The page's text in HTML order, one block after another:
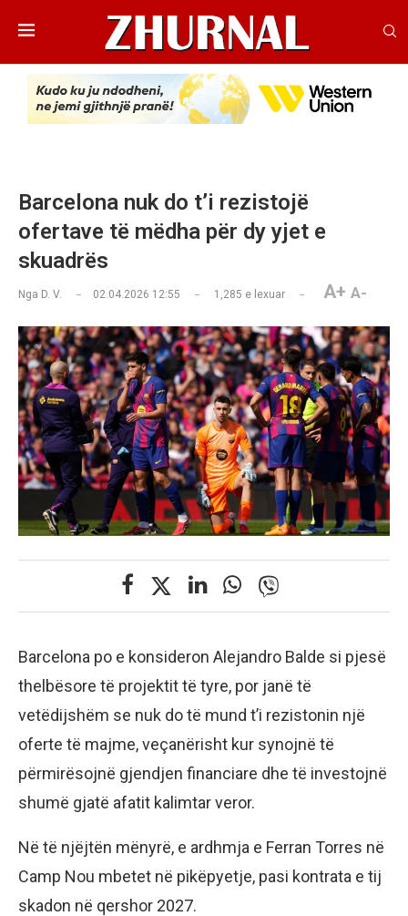
Barcelona nuk do t’i rezistojë
ofertave të mëdha për dy yjet e
skuadrës
Nga D. V. 02.04.2026 12:55 1,285 e lexuar A+ A-
Barcelona po e konsideron Alejandro Balde si pjesë
thelbësore të projektit të tyre, por janë të
vetëdijshëm se nuk do të mund t’i rezistonin një
oferte të majme, veçanërisht kur synojnë të
përmirësojnë gjendjen financiare dhe të investojnë
shumë gjatë afatit kalimtar veror.
Në të njëjtën mënyrë, e ardhmja e Ferran Torres në
Camp Nou mbetet në pikëpyetje, pasi kontrata e tij
skadon në qershor 2027.